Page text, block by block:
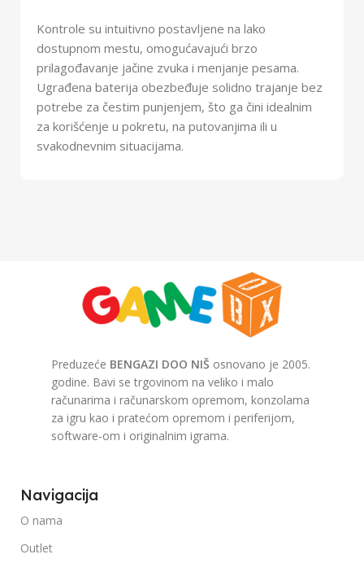
Kontrole su intuitivno postavljene na lako
dostupnom mestu, omogućavajući brzo
prilagođavanje jačine zvuka i menjanje pesama.
Ugrađena baterija obezbeđuje solidno trajanje bez
potrebe za čestim punjenjem, što ga čini idealnim
za korišćenje u pokretu, na putovanjima ili u
svakodnevnim situacijama.
Preduzeće BENGAZI DOO NIŠ osnovano je 2005.
godine. Bavi se trgovinom na veliko i malo
računarima i računarskom opremom, konzolama
za igru kao i pratećom opremom i periferijom,
software-om i originalnim igrama.
Navigacija
O nama
Outlet